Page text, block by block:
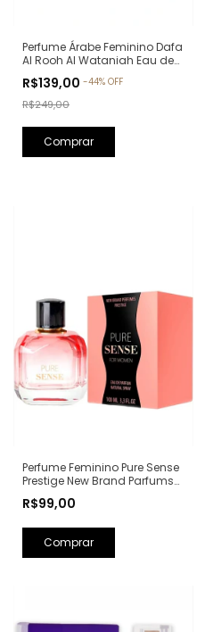
Perfume Árabe Feminino Dafa
Al Rooh Al Wataniah Eau de
R$139,00 -44% OFF
R$249,00
Perfume Feminino Pure Sense
Prestige New Brand Parfums
Olfativa: Pure XS For Her
R$99,00